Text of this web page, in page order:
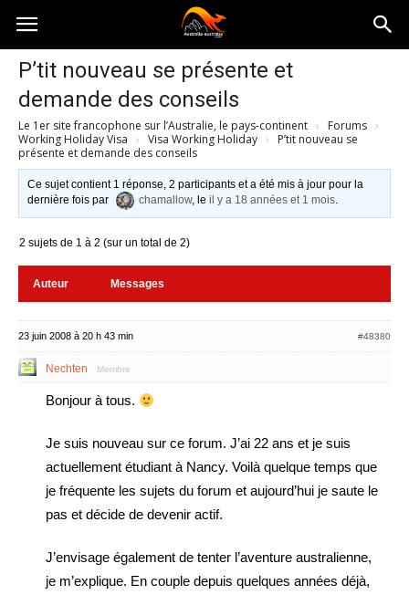
Australia-
australie.com
P’tit nouveau se présente et
demande des conseils
Le 1er site francophone sur l’Australie, le pays-continent › Forums ›
Working Holiday Visa › Visa Working Holiday ›
P’tit nouveau se
présente et demande des conseils
Ce sujet contient 1 réponse, 2 participants et a été mis à jour pour la
dernière fois par
chamallow, leil y a 18 années et 1 mois.
2 sujets de 1 à 2 (sur un total de 2)
Auteur Messages
23 juin 2008 à 20 h 43 min #48380
Nechten Membre
Bonjour à tous.
Je suis nouveau sur ce forum. J’ai 22 ans et je suis
actuellement étudiant à Nancy. Voilà quelque temps que
je fréquente les sujets du forum et aujourd’hui je saute le
pas et décide de devenir actif.
J’envisage également de tenter l’aventure australienne,
je m’explique. En couple depuis quelques années déjà,